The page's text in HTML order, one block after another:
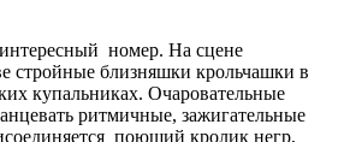
номер. На сцене
стройные близняшки крольчашки в
купальниках. Очаровательные
ритмичные, зажигательные
поющий кролик негр,